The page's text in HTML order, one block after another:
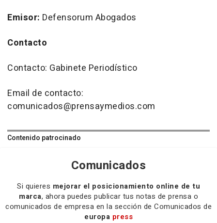
Emisor: Defensorum Abogados
Contacto
Contacto: Gabinete Periodístico
Email de contacto:
comunicados@prensaymedios.com
Contenido patrocinado
Comunicados
Si quieres mejorar el posicionamiento online de tu
marca, ahora puedes publicar tus notas de prensa o
comunicados de empresa en la sección de Comunicados de
europa press